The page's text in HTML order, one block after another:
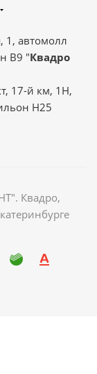
1, автомолл
В9 "Квадро
17-й км, 1Н,
Н25
Квадро,